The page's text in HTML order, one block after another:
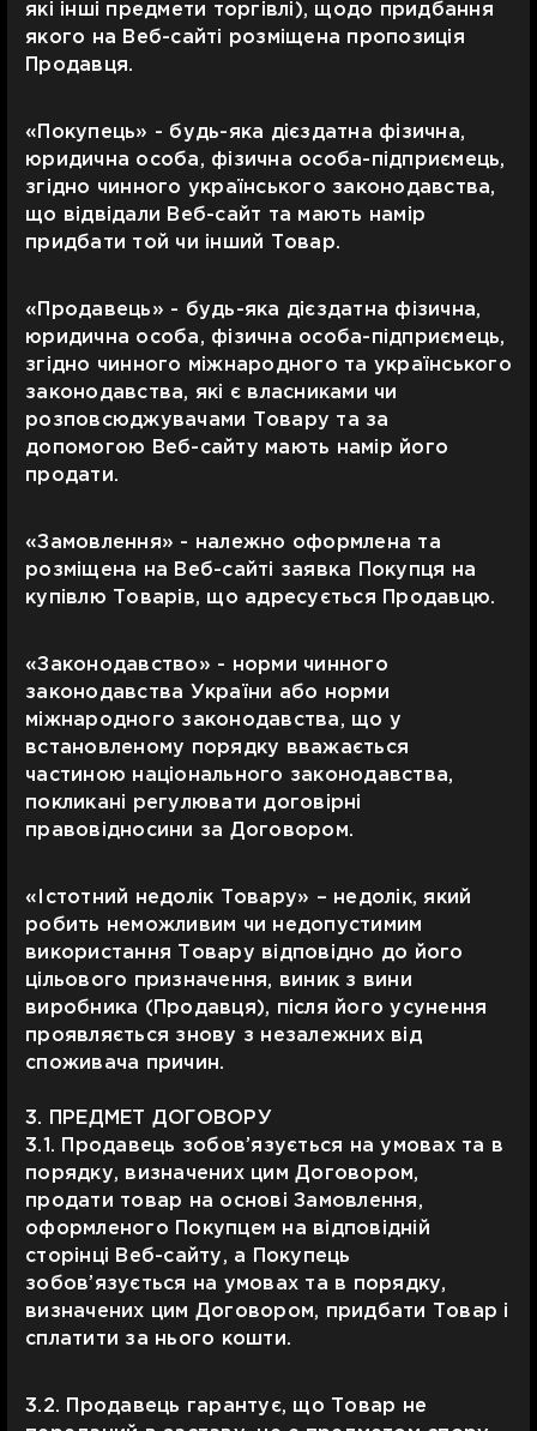
які інші предмети торгівлі), щодо придбання
якого на Веб-сайті розміщена пропозиція
Продавця.
«Покупець» - будь-яка дієздатна фізична,
юридична особа, фізична особа-підприємець,
згідно чинного українського законодавства,
що відвідали Веб-сайт та мають намір
придбати той чи інший Товар.
«Продавець» - будь-яка дієздатна фізична,
юридична особа, фізична особа-підприємець,
згідно чинного міжнародного та українського
законодавства, які є власниками чи
розповсюджувачами Товару та за
допомогою Веб-сайту мають намір його
продати.
«Замовлення» - належно оформлена та
розміщена на Веб-сайті заявка Покупця на
купівлю Товарів, що адресується Продавцю.
«Законодавство» - норми чинного
законодавства України або норми
міжнародного законодавства, що у
встановленому порядку вважається
частиною національного законодавства,
покликані регулювати договірні
правовідносини за Договором.
«Істотний недолік Товару» – недолік, який
робить неможливим чи недопустимим
використання Товару відповідно до його
цільового призначення, виник з вини
виробника (Продавця), після його усунення
проявляється знову з незалежних від
споживача причин.
3. ПРЕДМЕТ ДОГОВОРУ
3.1. Продавець зобов’язується на умовах та в
порядку, визначених цим Договором,
продати товар на основі Замовлення,
оформленого Покупцем на відповідній
сторінці Веб-сайту, а Покупець
зобов’язується на умовах та в порядку,
визначених цим Договором, придбати Товар і
сплатити за нього кошти.
3.2. Продавець гарантує, що Товар не